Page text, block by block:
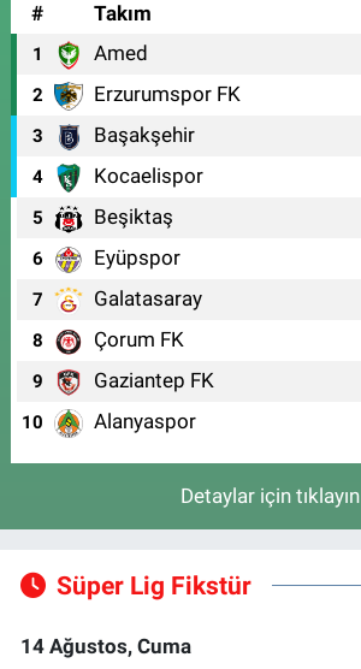
#
Takım
1 Amed
2 Erzurumspor FK
3 Başakşehir
4 Kocaelispor
5 Beşiktaş
6 Eyüpspor
7 Galatasaray
8 Çorum FK
9 Gaziantep FK
10 Alanyaspor
Detaylar için tıklayın
Süper Lig Fikstür
14 Ağustos, Cuma